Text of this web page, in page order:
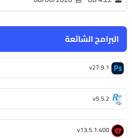
البرامج الشائعة
v27.9.1
v5.5.2
v13.5.1.400